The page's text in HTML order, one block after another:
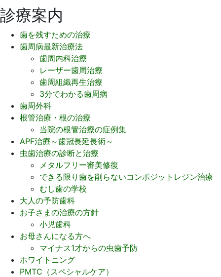
診療案内
歯を残すための治療
歯周病最新治療法
歯周内科治療
レーザー歯周治療
歯周組織再生治療
3分でわかる歯周病
歯周外科
根管治療・根の治療
当院の根管治療の症例集
APF治療～歯冠長延長術～
虫歯治療の診断と治療
メタルフリー審美修復
できる限り歯を削らないコンポジットレジン治療
むし歯の学校
大人の予防歯科
お子さまの治療の方針
小児歯科
お母さんになる方へ
マイナス1才からの虫歯予防
ホワイトニング
PMTC（スペシャルケア）